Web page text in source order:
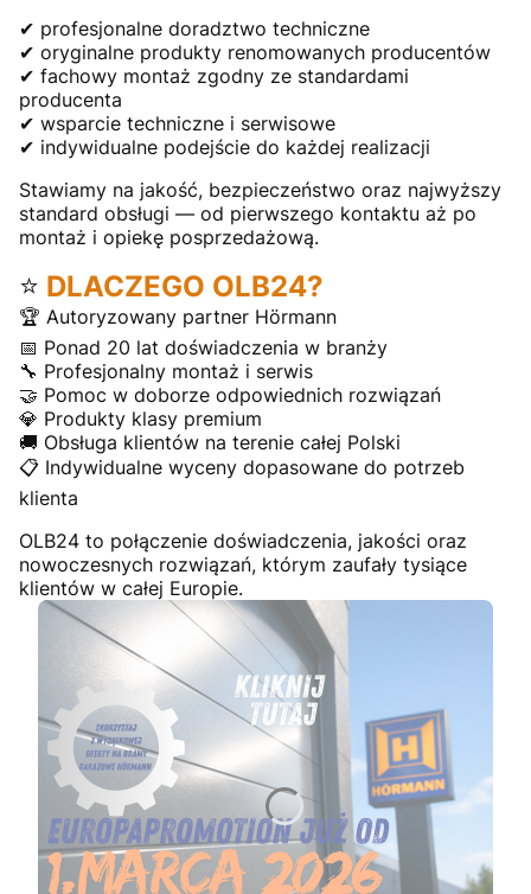
✔ profesjonalne doradztwo techniczne
✔ oryginalne produkty renomowanych producentów
✔ fachowy montaż zgodny ze standardami
producenta
✔ wsparcie techniczne i serwisowe
✔ indywidualne podejście do każdej realizacji
Stawiamy na jakość, bezpieczeństwo oraz najwyższy
standard obsługi — od pierwszego kontaktu aż po
montaż i opiekę posprzedażową.
⭐ DLACZEGO OLB24?
🏆 Autoryzowany partner Hörmann
📅 Ponad 20 lat doświadczenia w branży
🔧 Profesjonalny montaż i serwis
🤝 Pomoc w doborze odpowiednich rozwiązań
💎 Produkty klasy premium
🚚 Obsługa klientów na terenie całej Polski
📋 Indywidualne wyceny dopasowane do potrzeb
klienta
OLB24 to połączenie doświadczenia, jakości oraz
nowoczesnych rozwiązań, którym zaufały tysiące
klientów w całej Europie.